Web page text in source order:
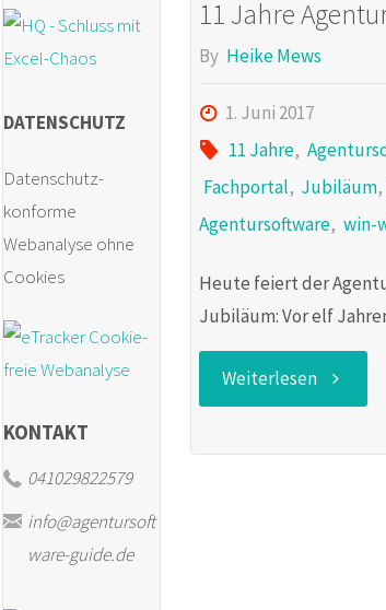
11 Jahre
By Heike Mews
1. Juni 2017
11 Jahre,
Fachportal, Jubiläum,
Agentursoftware, win-
Heute feiert der
Jubiläum: Vor elf
Weiterlesen"11
DATENSCHUTZ
Datenschutz-
konforme
Webanalyse ohne
Cookies
KONTAKT
041029822579
info@agentursoft
ware-guide.de